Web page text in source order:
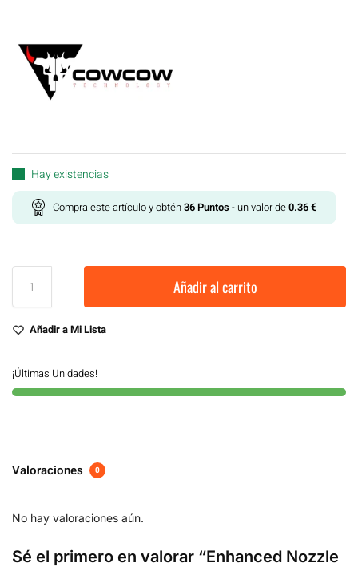
Hay existencias
Compra este artículo y obtén36Puntos - un valor de0.36€
Añadir al carrito
Añadir a Mi Lista
¡Últimas Unidades!
Valoraciones 0
No hay valoraciones aún.
Sé el primero en valorar “Enhanced Nozzle